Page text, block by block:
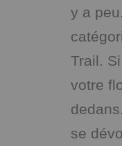
y a
Trail.
votre
se